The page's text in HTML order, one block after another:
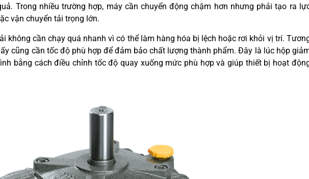
Trong nhiều trường hợp, máy cần chuyển động chậm hơn nhưng phải tạo ra
vận chuyển tải trọng lớn.
không cần chạy quá nhanh vì có thể làm hàng hóa bị lệch hoặc rơi khỏi vị trí.
cũng cần tốc độ phù hợp để đảm bảo chất lượng thành phẩm. Đây là lúc hộp
bằng cách điều chỉnh tốc độ quay xuống mức phù hợp và giúp thiết bị hoạt